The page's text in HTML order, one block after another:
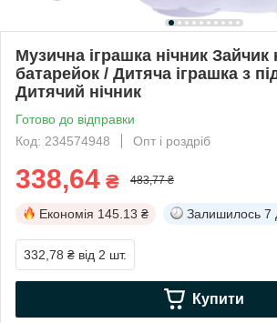
Музична іграшка нічник Зайчик
батарейок / Дитяча іграшка з
Дитячий нічник
Готово до відправки
Код: 234574948
Опт і роздріб
338,64 ₴ 483,77 ₴
Економія 145.13 ₴ Залишилось 7
332,78 ₴ від 2 шт.
Купити